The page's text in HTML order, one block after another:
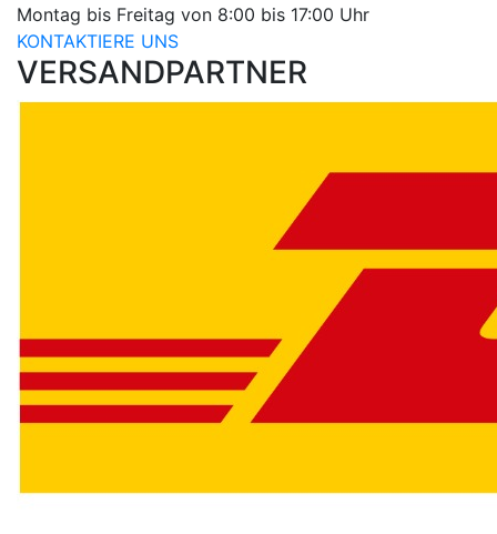
Montag bis Freitag von 8:00 bis 17:00 Uhr
KONTAKTIERE UNS
VERSANDPARTNER